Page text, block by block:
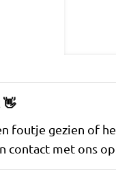
👋
foutje gezien of
contact met ons op.